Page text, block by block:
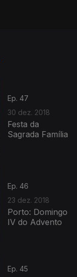
Ep. 47
30 dez. 2018
Festa da
Sagrada Família
Ep. 46
23 dez. 2018
Porto: Domingo
IV do Advento
Ep. 45